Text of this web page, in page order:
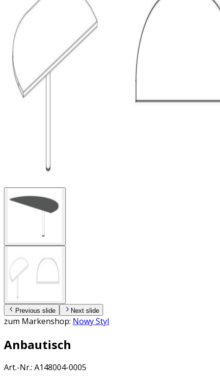
Previous slide Next slide
zum Markenshop: Nowy Styl
Anbautisch
Art.-Nr.: A148004-0005